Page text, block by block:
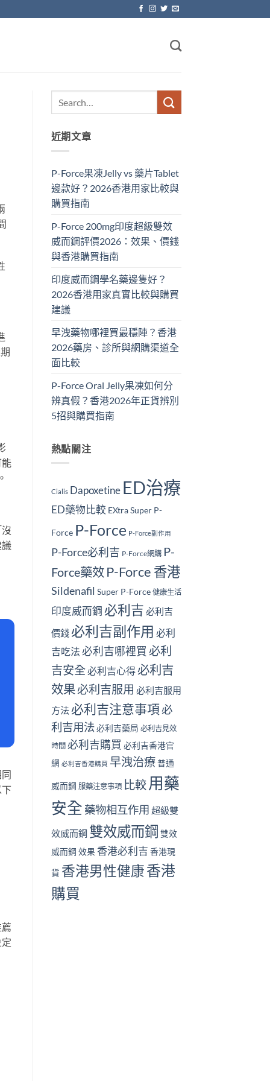
近期文章
P-Force果凍Jelly vs 藥片Tablet
邊款好？2026香港用家比較與
購買指南
P-Force 200mg印度超級雙效
威而鋼評價2026：效果、價錢
與香港購買指南
印度威而鋼學名藥邊隻好？
2026香港用家真實比較與購買
建議
早洩藥物哪裡買最穩陣？香港
2026藥房、診所與網購渠道全
面比較
P-Force Oral Jelly果凍如何分
辨真假？香港2026年正貨辨別
5招與購買指南
熱點關注
Cialis Dapoxetine ED治療
ED藥物比較 EXtra Super P-
Force P-Force P-Force副作用
P-Force必利吉 P-Force網購 P-
Force藥效 P-Force 香港
Sildenafil Super P-Force 健康生活
印度威而鋼 必利吉 必利吉
價錢 必利吉副作用 必利
吉吃法 必利吉哪裡買 必利
吉安全必利吉心得必利吉
效果必利吉服用 必利吉服用
方法必利吉注意事項 必
利吉用法 必利吉藥局 必利吉見效
時間 必利吉購買 必利吉香港官
網 必利吉香港購買 早洩治療 普通
威而鋼 服藥注意事項 比較 用藥
安全 藥物相互作用 超級雙
效威而鋼 雙效威而鋼 雙效
威而鋼 效果 香港必利吉 香港現
貨 香港男性健康香港
購買